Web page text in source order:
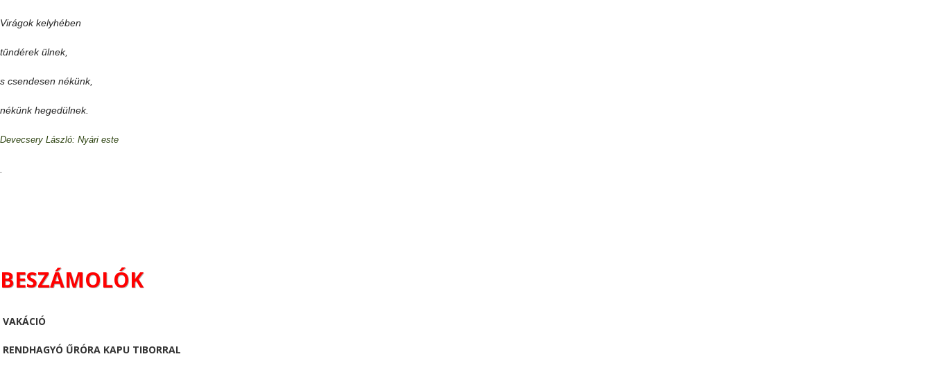
Virágok kelyhében
tündérek ülnek,
s csendesen nékünk,
nékünk hegedülnek.
Devecsery László: Nyári este
BESZÁMOLÓK
VAKÁCIÓ
RENDHAGYÓ ŰRÓRA KAPU TIBORRAL